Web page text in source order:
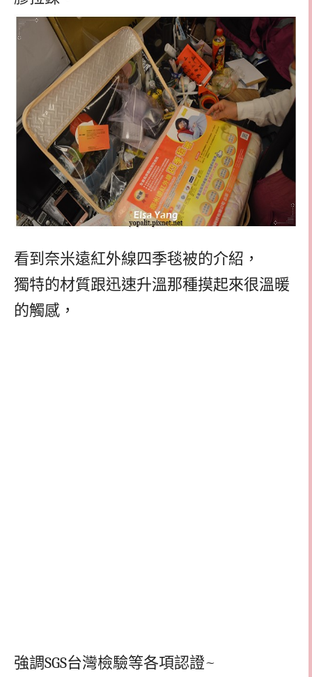
看到奈米遠紅外線四季毯被的介紹，
獨特的材質跟迅速升溫那種摸起來很溫暖
的觸感，
強調SGS台灣檢驗等各項認證~